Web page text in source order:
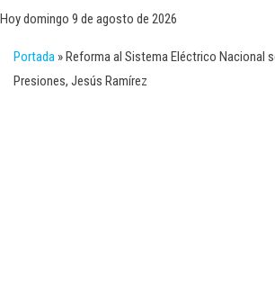
Hoy domingo 9 de agosto de 2026
Portada »Reforma al Sistema Eléctrico Nacional
Presiones, Jesús Ramírez